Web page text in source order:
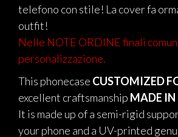
telefono con stile! La cover fa
outfit!
Nelle NOTE ORDINE finali
personalizzazione.
This phonecase CUSTOMIZED
excellent craftsmanship MADE IN
It is made up of a semi-rigid
your phone and a UV-printed